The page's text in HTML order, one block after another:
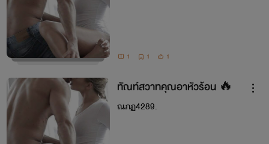
1 1 1
ทัณท์สวาทคุณอาหัวร้อน 🔥
ณภฏ4289.